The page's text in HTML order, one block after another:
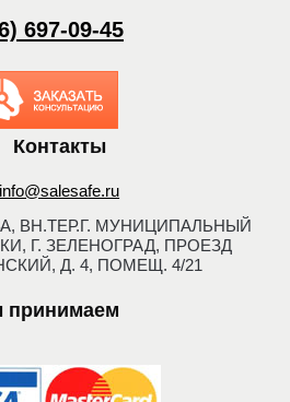
697-09-45
обратный
Контакты
info@salesafe.ru
ВН.ТЕР.Г. МУНИЦИПАЛЬНЫЙ
Г. ЗЕЛЕНОГРАД, ПРОЕЗД
Д. 4, ПОМЕЩ. 4/21